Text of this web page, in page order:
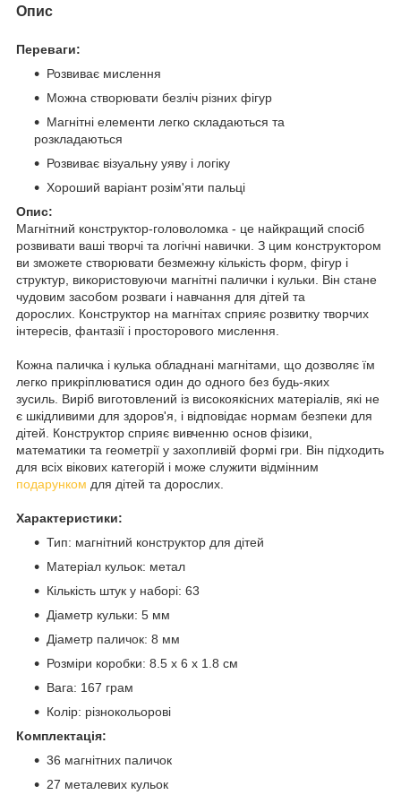
Опис
Переваги:
Розвиває мислення
Можна створювати безліч різних фігур
Магнітні елементи легко складаються та
розкладаються
Розвиває візуальну уяву і логіку
Хороший варіант розім'яти пальці
Опис:
Магнітний конструктор-головоломка - це найкращий спосіб
розвивати ваші творчі та логічні навички. З цим конструктором
ви зможете створювати безмежну кількість форм, фігур і
структур, використовуючи магнітні палички і кульки. Він стане
чудовим засобом розваги і навчання для дітей та
дорослих. Конструктор на магнітах сприяє розвитку творчих
інтересів, фантазії і просторового мислення.
Кожна паличка і кулька обладнані магнітами, що дозволяє їм
легко прикріплюватися один до одного без будь-яких
зусиль. Виріб виготовлений із високоякісних матеріалів, які не
є шкідливими для здоров'я, і відповідає нормам безпеки для
дітей. Конструктор сприяє вивченню основ фізики,
математики та геометрії у захопливій формі гри. Він підходить
для всіх вікових категорій і може служити відмінним
подарунком для дітей та дорослих.
Характеристики:
Тип: магнітний конструктор для дітей
Матеріал кульок: метал
Кількість штук у наборі: 63
Діаметр кульки: 5 мм
Діаметр паличок: 8 мм
Розміри коробки: 8.5 x 6 x 1.8 cм
Вага: 167 грам
Колір: різнокольорові
Комплектація:
36 магнітних паличок
27 металевих кульок